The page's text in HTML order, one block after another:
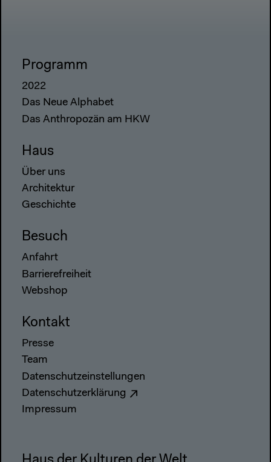
Programm
2022
Das Neue Alphabet
Das Anthropozän am HKW
Haus
Über uns
Architektur
Geschichte
Besuch
Anfahrt
Barrierefreiheit
Webshop
Kontakt
Presse
Team
Datenschutzeinstellungen
Datenschutzerklärung
Impressum